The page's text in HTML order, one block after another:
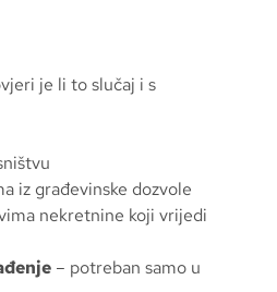
je li to slučaj i s
iz građevinske dozvole
nekretnine koji vrijedi
– potreban samo u